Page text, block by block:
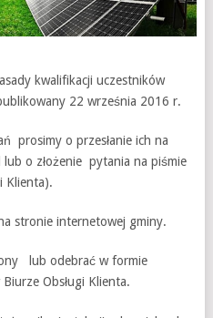
kwalifikacji uczestników
22 września 2016 r.
prosimy o przesłanie ich na
o złożenie pytania na piśmie
Klienta).
stronie internetowej gminy.
lub odebrać w formie
Obsługi Klienta.